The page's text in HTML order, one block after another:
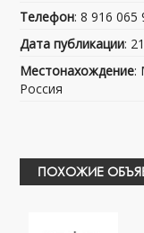
Телефон: 8 916 065
Дата публикации:
Местонахождение:
Россия
ПОХОЖИЕ